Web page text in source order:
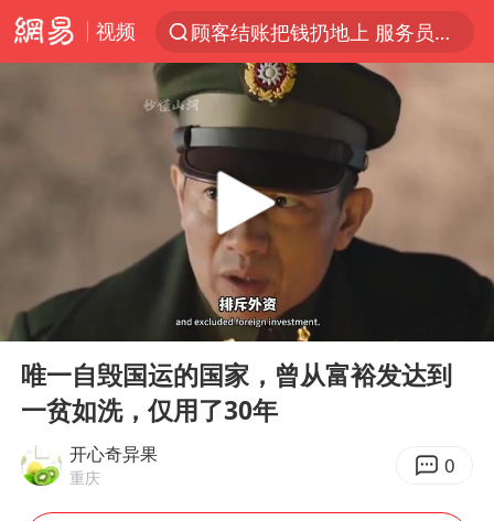
视频
顾客结账把钱扔地上 服务员霸气扔回
探寻“技能+”促就业创业新路
美国退回1000亿美元关税
弹药库存告急 美军补货难
台风白海豚或在华东沿海登陆
《Monica》填词人黎彼得去世
38岁山东财大教授刘海明逝世
Play
唯一自毁国运的国家，曾从富裕发达到
一贫如洗，仅用了30年
开心奇异果
重庆 0